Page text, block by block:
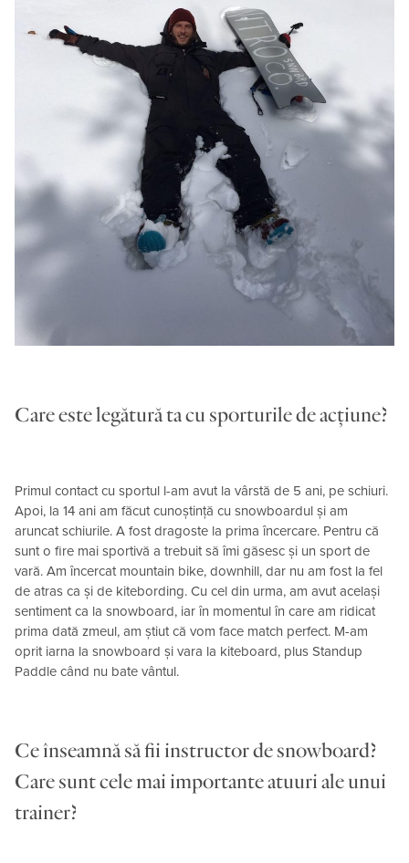
Care este legătură ta cu sporturile de acțiune?
Primul contact cu sportul l-am avut la vârstă de 5 ani, pe schiuri.
Apoi, la 14 ani am făcut cunoștință cu snowboardul și am
aruncat schiurile. A fost dragoste la prima încercare. Pentru că
sunt o fire mai sportivă a trebuit să îmi găsesc și un sport de
vară. Am încercat mountain bike, downhill, dar nu am fost la fel
de atras ca și de kitebording. Cu cel din urma, am avut același
sentiment ca la snowboard, iar în momentul în care am ridicat
prima dată zmeul, am știut că vom face match perfect. M-am
oprit iarna la snowboard și vara la kiteboard, plus Standup
Paddle când nu bate vântul.
Ce înseamnă să fii instructor de snowboard?
Care sunt cele mai importante atuuri ale unui
trainer?